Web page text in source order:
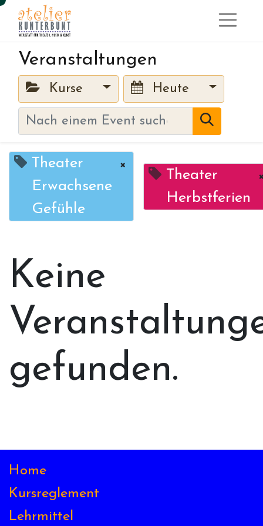
Veranstaltungen
Kurse Heute
Theater
Erwachsene
Gefühle
×
Theater
Herbstferien
Keine
gefunden.
Home
Kursreglement
Lehrmittel